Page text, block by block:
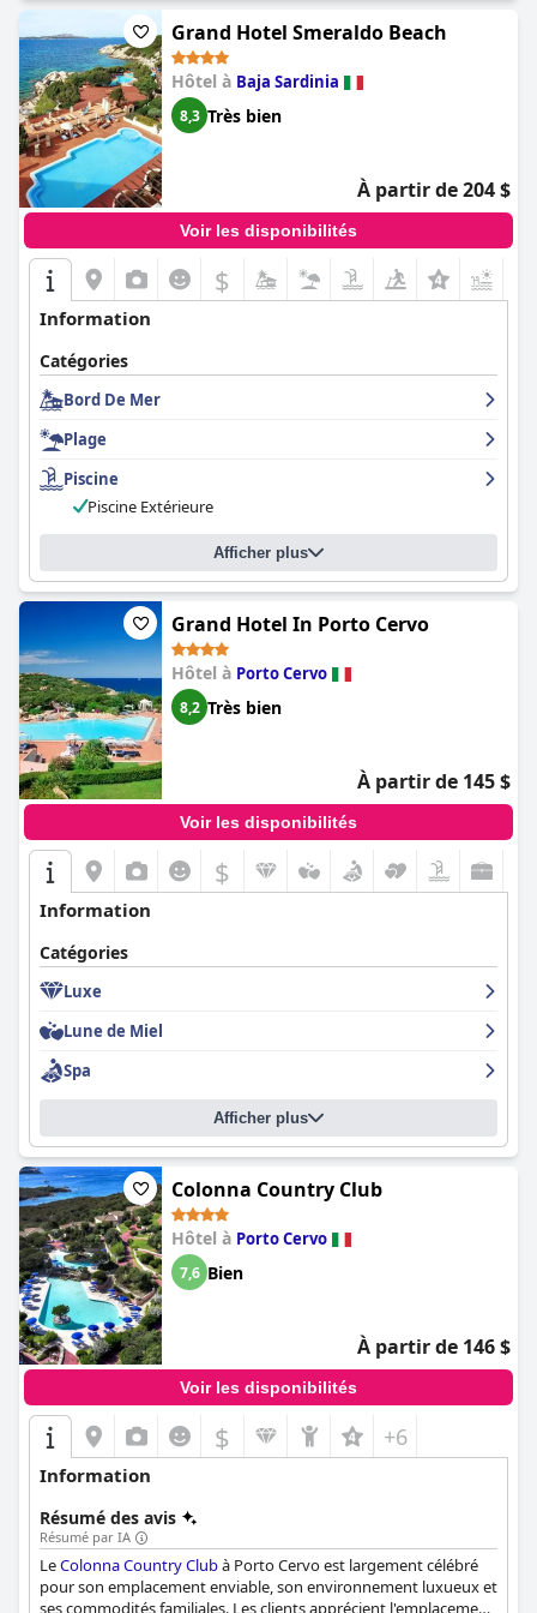
Grand Hotel Smeraldo Beach
Hôtel à Baja Sardinia
8,3 Très bien
À partir de 204 $
Voir les disponibilités
$
Information
Catégories
Bord De Mer
Plage
Piscine
Piscine Extérieure
Afficher plus
Grand Hotel In Porto Cervo
Hôtel à Porto Cervo
8,2 Très bien
À partir de 145 $
Voir les disponibilités
$
Information
Catégories
Luxe
Lune de Miel
Spa
Afficher plus
Colonna Country Club
Hôtel à Porto Cervo
7,6 Bien
À partir de 146 $
Voir les disponibilités
$ +6
Information
Résumé des avis
Résumé par IA
LeColonna Country Clubà Porto Cervo est largement célébré
pour son emplacement enviable, son environnement luxueux et
ses commodités familiales. Les clients apprécient l'emplacement